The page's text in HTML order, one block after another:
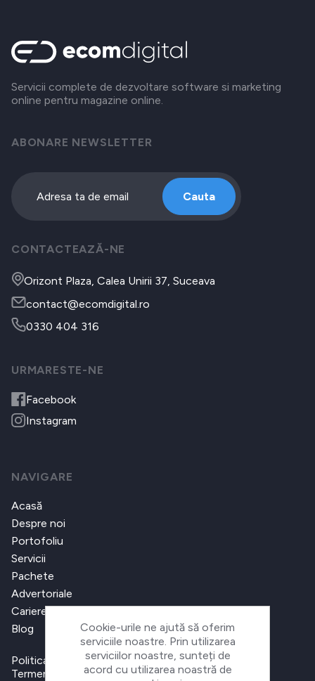
Servicii complete de dezvoltare software si marketing
online pentru magazine online.
ABONARE NEWSLETTER
Cauta
CONTACTEAZĂ-NE
Orizont Plaza, Calea Unirii 37, Suceava
contact@ecomdigital.ro
0330 404 316
URMARESTE-NE
Facebook
Instagram
NAVIGARE
Acasă
Despre noi
Portofoliu
Servicii
Pachete
Advertoriale
Cariere
Blog
Politica de confidențialitate
Termeni și condiții
Cookie-urile ne ajută să oferim
serviciile noastre. Prin utilizarea
serviciilor noastre, sunteți de
acord cu utilizarea noastră de